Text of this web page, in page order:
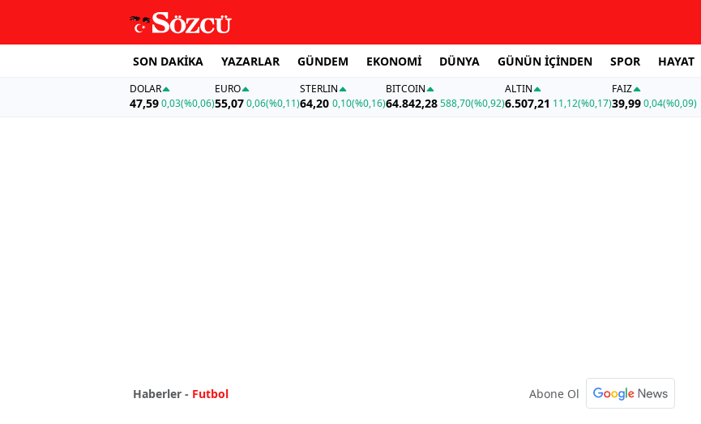
SON DAKİKA YAZARLAR GÜNDEM EKONOMİ DÜNYA GÜNÜN İÇİNDEN SPOR HAYAT
DOLAR
47,590,03(%0,06)
EURO
55,07 0,06(%0,11)
STERLIN
64,20 0,10(%0,16)
BITCOIN
64.842,28588,70(%0,92)
ALTIN
6.507,21 11,12(%0,17)
FAİZ
39,990,04(%0,09)
Haberler - Futbol Abone Ol